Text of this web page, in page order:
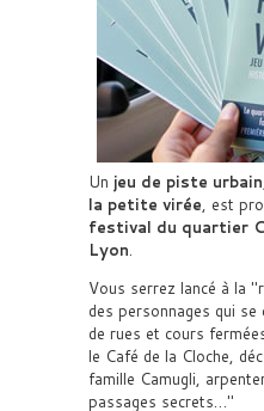
Un jeu de piste urbain
la petite virée, est
festival du quartier
Lyon.
Vous serrez lancé à la
des personnages qui
de rues et cours
le Café de la Cloche,
famille Camugli,
passages secrets…